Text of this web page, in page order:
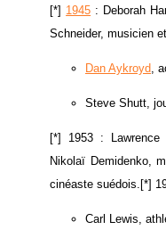
[*] 1945 : Deborah
Schneider, musicien
Dan Aykroyd,
Steve Shutt,
[*] 1953 : Lawrence
Nikolaï Demidenko,
cinéaste suédois.[*]
Carl Lewis,